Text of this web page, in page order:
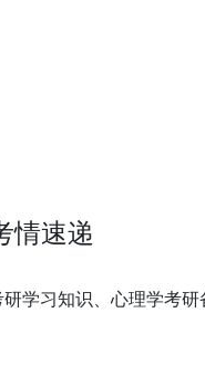
情速递
学习知识、心理学考研